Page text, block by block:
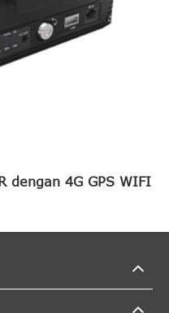
dengan 4G GPS WIFI